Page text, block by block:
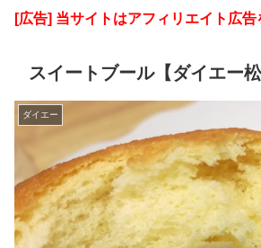
[広告] 当サイトはアフィリエイト広告
スイートブール【ダイエー松
ダイエー